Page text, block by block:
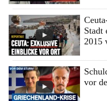
Stadt
2015
vor